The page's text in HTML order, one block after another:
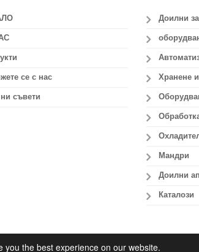
се с нас
съвети
Доилни
Хранене
Мандри
Доилни
Каталози
you the best experience on our website.